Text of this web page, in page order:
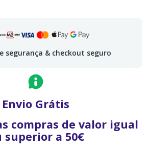
segurança & checkout seguro
Envio Grátis
compras de valor igual
superior a 50€